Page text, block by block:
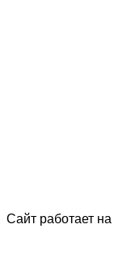
Сайт работает на